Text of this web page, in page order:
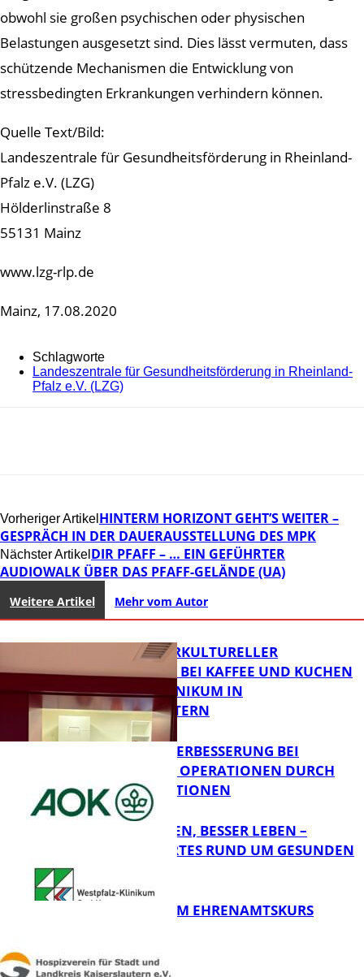
obwohl sie großen psychischen oder physischen
Belastungen ausgesetzt sind. Dies lässt vermuten, dass
schützende Mechanismen die Entwicklung von
stressbedingten Erkrankungen verhindern können.
Quelle Text/Bild:
Landeszentrale für Gesundheitsförderung in Rheinland-
Pfalz e.V. (LZG)
Hölderlinstraße 8
55131 Mainz
www.lzg-rlp.de
Mainz, 17.08.2020
Schlagworte
Landeszentrale für Gesundheitsförderung in Rheinland-
Pfalz e.V. (LZG)
Vorheriger Artikel HINTERM HORIZONT GEHT’S WEITER –
GESPRÄCH IN DER DAUERAUSSTELLUNG DES MPK
Nächster Artikel DIR PFAFF – … EIN GEFÜHRTER
AUDIOWALK ÜBER DAS PFAFF-GELÄNDE (UA)
Weitere Artikel Mehr vom Autor
NEUER INTERKULTURELLER
TREFFPUNKT BEI KAFFEE UND KUCHEN
IM PFALZKLINIKUM IN
KAISERSLAUTERN
FB Gesundheit
QUALITÄTSVERBESSERUNG BEI
KOMPLEXEN OPERATIONEN DURCH
KONZENTRATIONEN
FB Gesundheit
GUT SCHLAFEN, BESSER LEBEN –
WISSENSWERTES RUND UM GESUNDEN
ABSCHLUSS IM EHRENAMTSKURS